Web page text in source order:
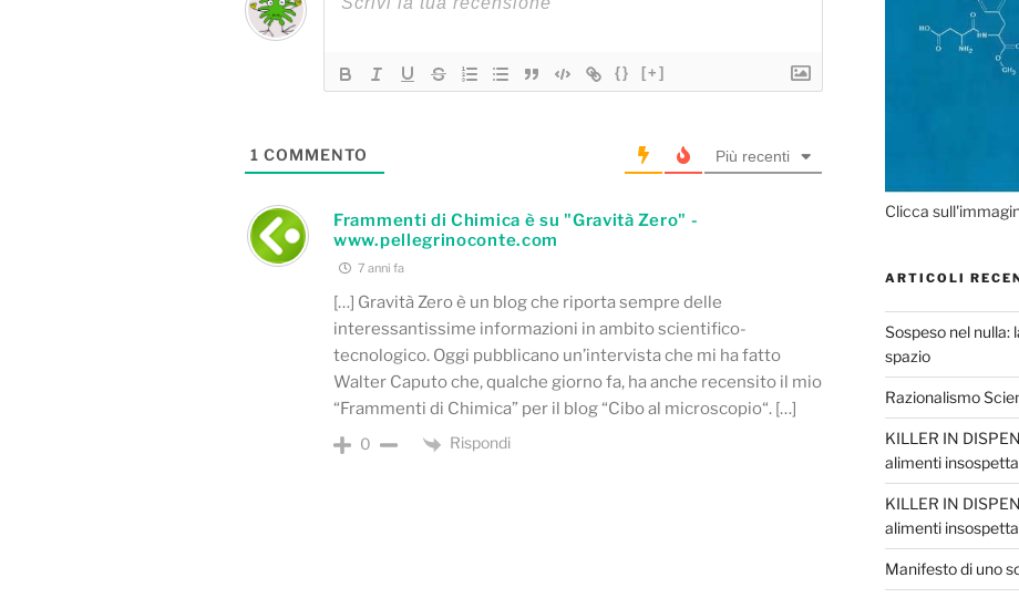
{} [+]
1 COMMENTO Più recenti
Frammenti di Chimica è su "Gravità Zero" -
www.pellegrinoconte.com
7 anni fa
[…] Gravità Zero è un blog che riporta sempre delle
interessantissime informazioni in ambito scientifico-
tecnologico. Oggi pubblicano un’intervista che mi ha fatto
Walter Caputo che, qualche giorno fa, ha anche recensito il mio
“Frammenti di Chimica” per il blog “Cibo al microscopio“. […]
0 Rispondi
Clicca
ARTICOLI
Sospeso nel nulla:
spazio
Razionalismo
KILLER IN
alimenti
KILLER IN
alimenti
Manifesto di uno